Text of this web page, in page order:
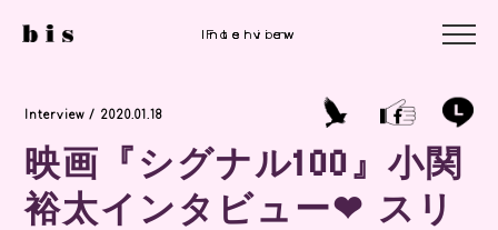
Interview
Interview / 2020.01.18
映画『シグナル100』小関
裕太インタビュー❤︎ スリ
Interview
Fashion